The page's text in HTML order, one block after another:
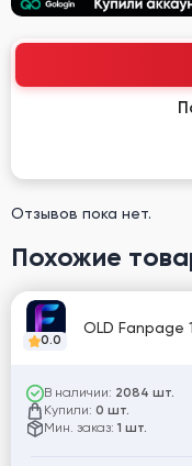
Отзывов пока нет.
Похожие
0.0
OLD Fanpage
В наличии: 2084 шт.
Купили: 0 шт.
Мин. заказ: 1 шт.